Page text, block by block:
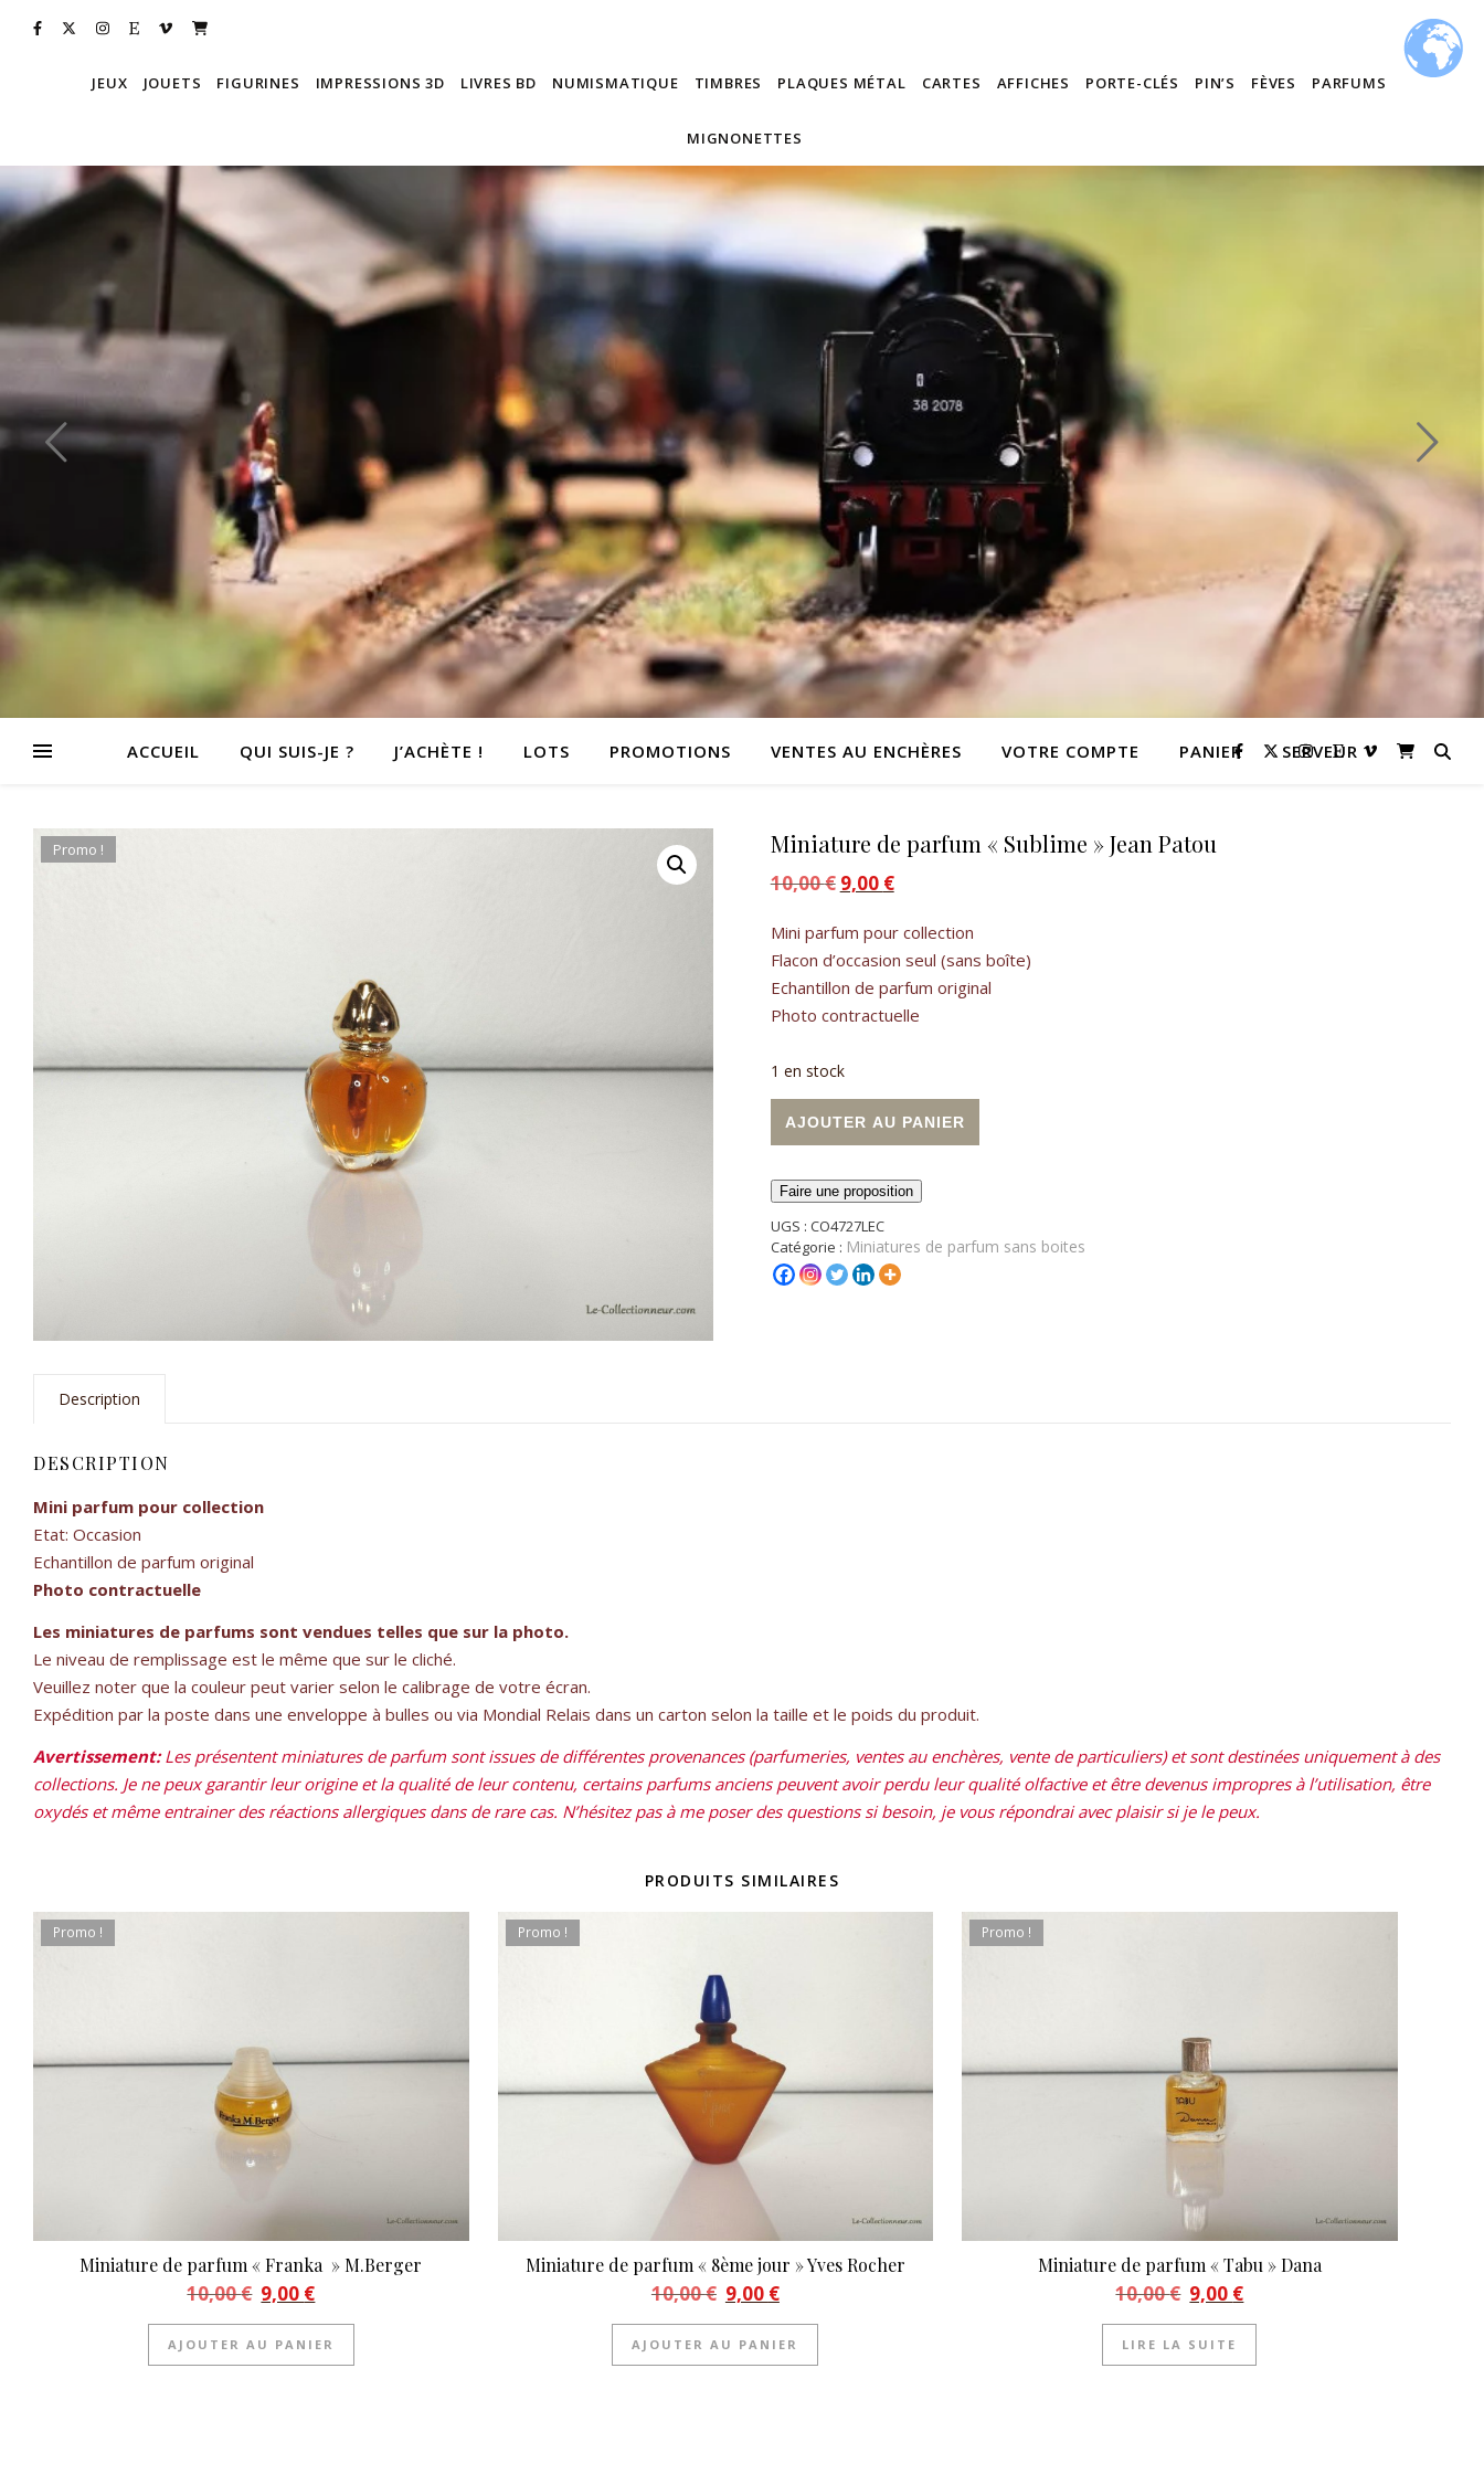
JEUX JOUETS FIGURINES IMPRESSIONS 3D LIVRES BD NUMISMATIQUE TIMBRES PLAQUES MÉTAL CARTES AFFICHES PORTE-CLÉS PIN’S FÈVES PARFUMS
MIGNONETTES
ACCUEIL QUI SUIS-JE ? J’ACHÈTE ! LOTS PROMOTIONS VENTES AU ENCHÈRES VOTRE COMPTE PANIER SERVEUR
Promo ! Miniature de parfum « Sublime » Jean Patou
10,00€ Le prix initial était : 10,00 €.
9,00 €Le prix actuel est : 9,00 €.
Mini parfum pour collection
Flacon d’occasion seul (sans boîte)
Echantillon de parfum original
Photo contractuelle
1 en stock
AJOUTER AU PANIER
Faire une proposition
UGS : CO4727LEC
Catégorie : Miniatures de parfum sans boites
Description
DESCRIPTION
Mini parfum pour collection
Etat: Occasion
Echantillon de parfum original
Photo contractuelle
Les miniatures de parfums sont vendues telles que sur la photo.
Le niveau de remplissage est le même que sur le cliché.
Veuillez noter que la couleur peut varier selon le calibrage de votre écran.
Expédition par la poste dans une enveloppe à bulles ou via Mondial Relais dans un carton selon la taille et le poids du produit.
Avertissement:Les présentent miniatures de parfum sont issues de différentes provenances (parfumeries, ventes au enchères, vente de particuliers) et sont destinées uniquement à des
collections. Je ne peux garantir leur origine et la qualité de leur contenu, certains parfums anciens peuvent avoir perdu leur qualité olfactive et être devenus impropres à l’utilisation, être
oxydés et même entrainer des réactions allergiques dans de rare cas. N’hésitez pas à me poser des questions si besoin, je vous répondrai avec plaisir si je le peux.
PRODUITS SIMILAIRES
Promo !
Miniature de parfum « Franka » M.Berger
10,00€ Le prix initial était : 10,00 €.
9,00 €Le prix actuel est : 9,00 €.
AJOUTER AU PANIER
Promo !
Miniature de parfum « 8ème jour » Yves Rocher
10,00€ Le prix initial était : 10,00 €.
9,00 €Le prix actuel est : 9,00 €.
AJOUTER AU PANIER
Promo !
Miniature de parfum « Tabu » Dana
10,00€ Le prix initial était : 10,00 €.
9,00 €Le prix actuel est : 9,00 €.
LIRE LA SUITE